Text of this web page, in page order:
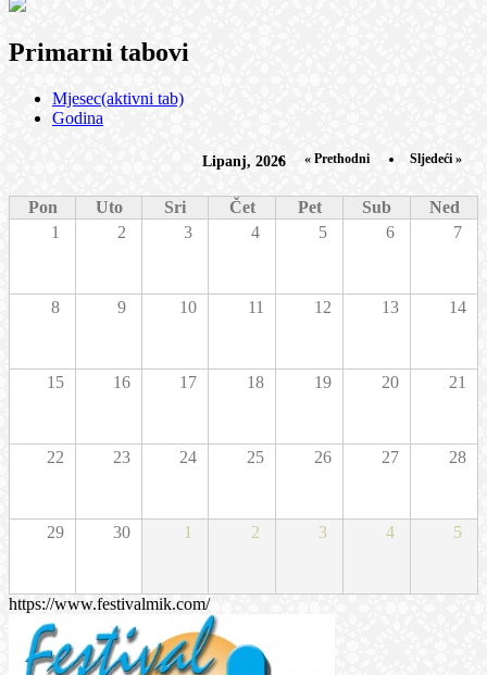
Primarni tabovi
Mjesec(aktivni tab)
Godina
Lipanj, 2026 « Prethodni Sljedeći »
Pon Uto Sri Čet Pet Sub
Ned
1
2 3 4 5 6 7
8 9 10 11 12 13 14
15 16 17 18 19 20 21
22 23 24 25 26 27 28
29 30 1 2 3 4 5
https://www.festivalmik.com/